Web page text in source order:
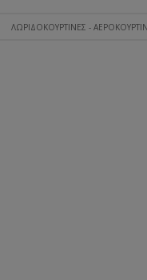
ΛΩΡΙΔΟΚΟΥΡΤΊΝΕΣ -